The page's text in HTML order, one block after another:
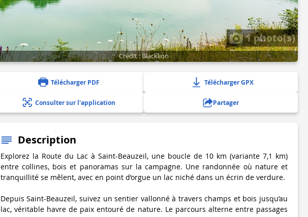
1 photo(s)
Crédit : Blacklion
Télécharger PDF Télécharger GPX
Consulter sur l'application Partager
Description
Explorez la Route du Lac à Saint-Beauzeil, une boucle de 10 km (variante 7,1 km)
entre collines, bois et panoramas sur la campagne. Une randonnée où nature et
tranquillité se mêlent, avec en point d’orgue un lac niché dans un écrin de verdure.
Depuis Saint-Beauzeil, suivez un sentier vallonné à travers champs et bois jusqu’au
lac, véritable havre de paix entouré de nature. Le parcours alterne entre passages